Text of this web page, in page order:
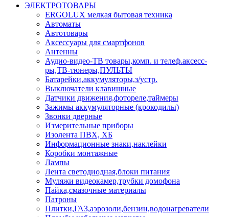
ЭЛЕКТРОТОВАРЫ
ERGOLUX мелкая бытовая техника
Автоматы
Автотовары
Аксессуары для смартфонов
Антенны
Аудио-видео-ТВ товары,комп. и телеф.аксесс-
ры,ТВ-тюнеры,ПУЛЬТЫ
Батарейки,аккумуляторы,з/устр.
Выключатели клавишные
Датчики движения,фотореле,таймеры
Зажимы аккумуляторные (крокодилы)
Звонки дверные
Измерительные приборы
Изолента ПВХ, ХБ
Информационные знаки,наклейки
Коробки монтажные
Лампы
Лента светодиодная,блоки питания
Муляжи видеокамер,трубки домофона
Пайка,смазочные материалы
Патроны
Плитки,ГАЗ,аэрозоли,бензин,водонагреватели